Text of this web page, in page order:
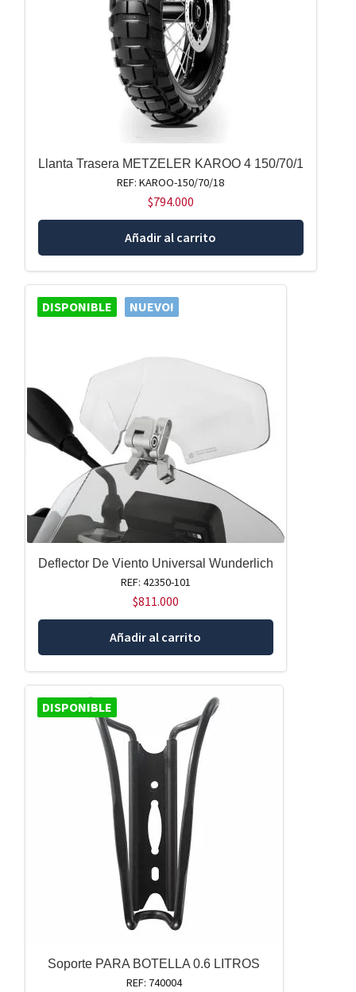
Llanta Trasera METZELER KAROO 4 150/70/1
REF: KAROO-150/70/18
$794.000
Añadir al carrito
DISPONIBLE NUEVO!
Deflector De Viento Universal Wunderlich
REF: 42350-101
$811.000
Añadir al carrito
DISPONIBLE
Soporte PARA BOTELLA 0.6 LITROS
REF: 740004